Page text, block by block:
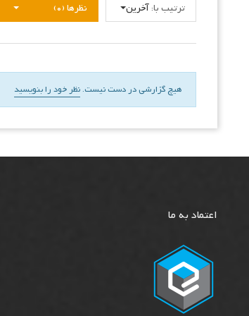
نظرها (0) ترتیب با:آخرین
هیچ گزارشی در دست نیست. نظر خود را بنویسید
اعتماد به ما